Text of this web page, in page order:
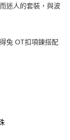
迷人的套裝，與波
兔 OT扣項鍊搭配